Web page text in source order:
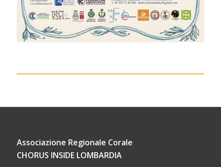
Associazione Regionale Corale
CHORUS INSIDE LOMBARDIA